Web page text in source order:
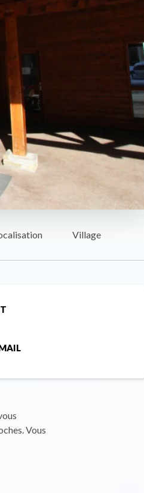
Village
Vous